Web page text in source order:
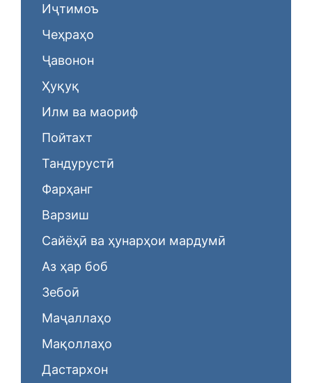
Иҷтимоъ
Чеҳраҳо
Ҷавонон
Ҳуқуқ
Илм ва маориф
Пойтахт
Тандурустӣ
Фарҳанг
Варзиш
Сайёҳӣ ва ҳунарҳои мардумӣ
Аз ҳар боб
Зебоӣ
Маҷаллаҳо
Мақоллаҳо
Дастархон